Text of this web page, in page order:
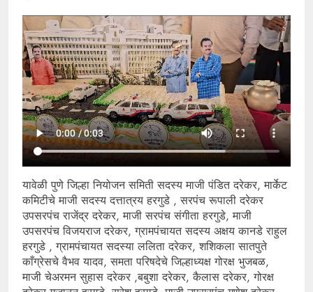
यावेळी पुणे जिल्हा नियोजन समिती सदस्य माजी पंडित दरेकर, मार्केट
कमिटीचे माजी सदस्य दत्तात्रय हरगुडे , सरपंच रूपाली दरेकर
उपसरपंच राजेंद्र दरेकर, माजी सरपंच संगीता हरगुडे, माजी
उपसरपंच विजयराज दरेकर, ग्रामपंचायत सदस्य अक्षय कानडे राहुल
हरगुडे , ग्रामपंचायत सदस्या ललिता दरेकर, शशिकला सातपुते
काँग्रेसचे वैभव यादव, समता परिषदेचे जिल्हाध्यक्ष गोरक्ष भुजबळ,
माजी चेअरमन सुहास दरेकर ,बबुशा दरेकर, कैलास दरेकर, गोरक्ष